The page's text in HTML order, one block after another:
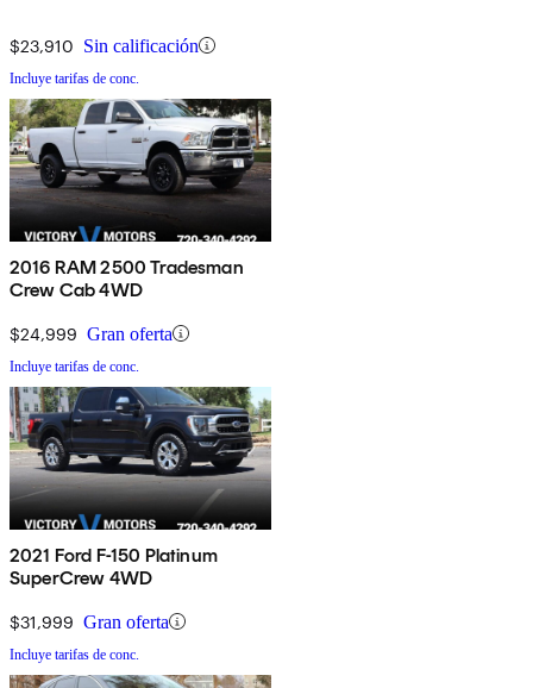
$23,910 Sin calificación
Incluye tarifas de conc.
2016 RAM 2500 Tradesman
Crew Cab 4WD
$24,999 Gran oferta
Incluye tarifas de conc.
2021 Ford F-150 Platinum
SuperCrew 4WD
$31,999 Gran oferta
Incluye tarifas de conc.